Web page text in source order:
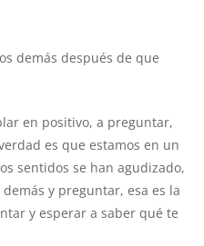
demás después de que
en positivo, a preguntar,
es que estamos en un
sentidos se han agudizado,
y preguntar, esa es la
y esperar a saber qué te